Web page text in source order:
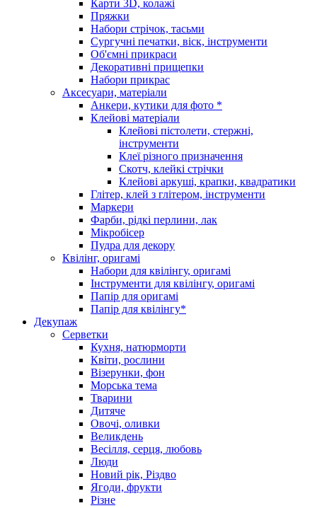
Карти 3D, колажі
Пряжки
Набори стрічок, тасьми
Сургучні печатки, віск, інструменти
Об'ємні прикраси
Декоративні прищепки
Набори прикрас
Аксесуари, матеріали
Анкери, кутики для фото *
Клейові матеріали
Клейові пістолети, стержні,
інструменти
Клеї різного призначення
Скотч, клейкі стрічки
Клейові аркуші, крапки, квадратики
Глітер, клей з глітером, інструменти
Маркери
Фарби, рідкі перлини, лак
Мікробісер
Пудра для декору
Квілінг, оригамі
Набори для квілінгу, оригамі
Інструменти для квілінгу, оригамі
Папір для оригамі
Папір для квілінгу*
Декупаж
Серветки
Кухня, натюрморти
Квіти, рослини
Візерунки, фон
Морська тема
Тварини
Дитяче
Овочі, оливки
Великдень
Весілля, серця, любовь
Люди
Новий рік, Різдво
Ягоди, фрукти
Різне